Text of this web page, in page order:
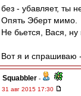
без - убавляет, ты
Опять Эберт мимо.
Не бьется, Вася, ну
Вот я и спрашиваю
Squabbler -
31 авг 2015 17:30